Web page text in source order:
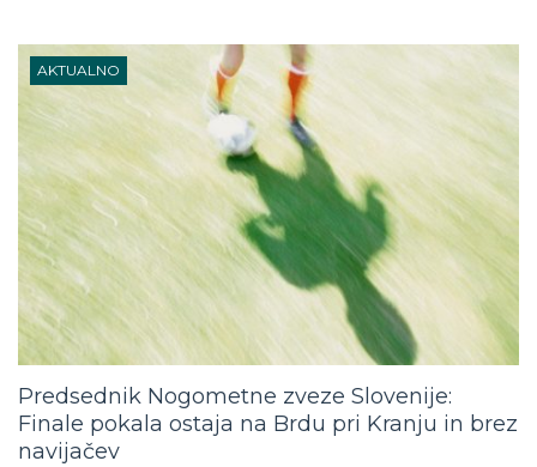
AKTUALNO
Predsednik Nogometne zveze Slovenije:
Finale pokala ostaja na Brdu pri Kranju in brez
navijačev